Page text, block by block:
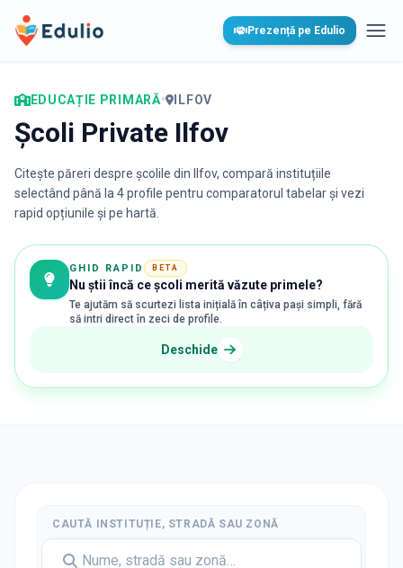
Edulio Prezență pe Edulio
EDUCAȚIE PRIMARĂ• ILFOV
Școli Private Ilfov
Citește păreri despre școlile din Ilfov, compară instituțiile
selectând până la 4 profile pentru comparatorul tabelar și vezi
rapid opțiunile și pe hartă.
GHID RAPID BETA
Nu știi încă ce școli merită văzute primele?
Te ajutăm să scurtezi lista inițială în câțiva pași simpli, fără
să intri direct în zeci de profile.
Deschide
CAUTĂ INSTITUȚIE, STRADĂ SAU ZONĂ